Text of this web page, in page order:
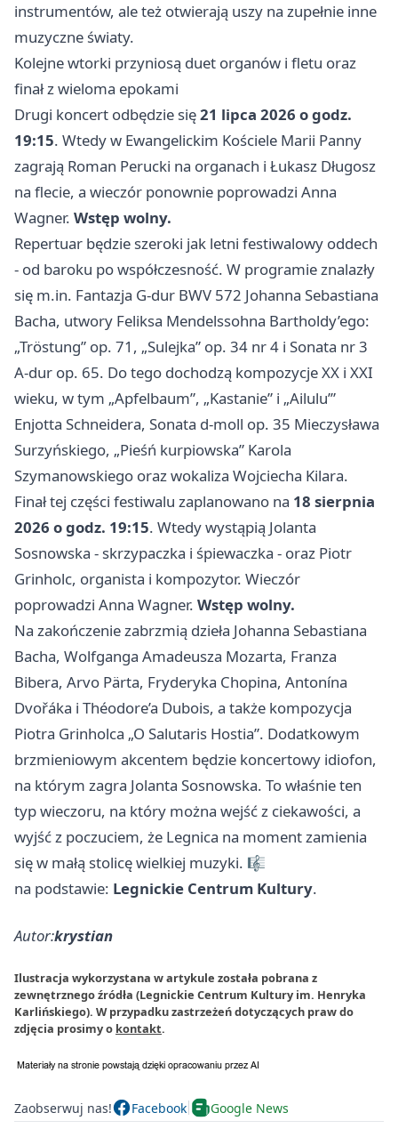
instrumentów, ale też otwierają uszy na zupełnie inne
muzyczne światy.
Kolejne wtorki przyniosą duet organów i fletu oraz
finał z wieloma epokami
Drugi koncert odbędzie się21 lipca 2026 o godz.
19:15. Wtedy w Ewangelickim Kościele Marii Panny
zagrają Roman Perucki na organach i Łukasz Długosz
na flecie, a wieczór ponownie poprowadzi Anna
Wagner. Wstęp wolny.
Repertuar będzie szeroki jak letni festiwalowy oddech
- od baroku po współczesność. W programie znalazły
się m.in. Fantazja G-dur BWV 572 Johanna Sebastiana
Bacha, utwory Feliksa Mendelssohna Bartholdy’ego:
„Tröstung” op. 71, „Sulejka” op. 34 nr 4 i Sonata nr 3
A-dur op. 65. Do tego dochodzą kompozycje XX i XXI
wieku, w tym „Apfelbaum”, „Kastanie” i „Ailulu’”
Enjotta Schneidera, Sonata d-moll op. 35 Mieczysława
Surzyńskiego, „Pieśń kurpiowska” Karola
Szymanowskiego oraz wokaliza Wojciecha Kilara.
Finał tej części festiwalu zaplanowano na 18 sierpnia
2026 o godz. 19:15. Wtedy wystąpią Jolanta
Sosnowska - skrzypaczka i śpiewaczka - oraz Piotr
Grinholc, organista i kompozytor. Wieczór
poprowadzi Anna Wagner. Wstęp wolny.
Na zakończenie zabrzmią dzieła Johanna Sebastiana
Bacha, Wolfganga Amadeusza Mozarta, Franza
Bibera, Arvo Pärta, Fryderyka Chopina, Antonína
Dvořáka i Théodore’a Dubois, a także kompozycja
Piotra Grinholca „O Salutaris Hostia”. Dodatkowym
brzmieniowym akcentem będzie koncertowy idiofon,
na którym zagra Jolanta Sosnowska. To właśnie ten
typ wieczoru, na który można wejść z ciekawości, a
wyjść z poczuciem, że Legnica na moment zamienia
się w małą stolicę wielkiej muzyki. 🎼
na podstawie: Legnickie Centrum Kultury.
Autor:krystian
Ilustracja wykorzystana w artykule została pobrana z
zewnętrznego źródła (Legnickie Centrum Kultury im. Henryka
Karlińskiego). W przypadku zastrzeżeń dotyczących praw do
zdjęcia prosimy o kontakt.
Zaobserwuj nas! Facebook Google News